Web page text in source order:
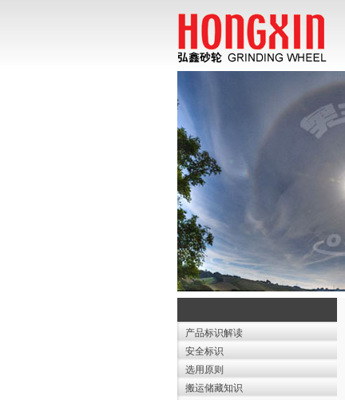
产品标识解读
安全标识
选用原则
搬运储藏知识